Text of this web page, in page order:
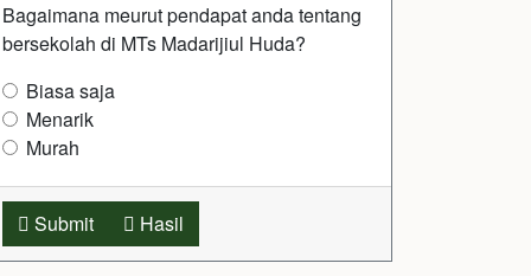
Bagaimana meurut pendapat anda tentang
bersekolah di MTs Madarijiul Huda?
Biasa saja
Menarik
Murah
Submit Hasil